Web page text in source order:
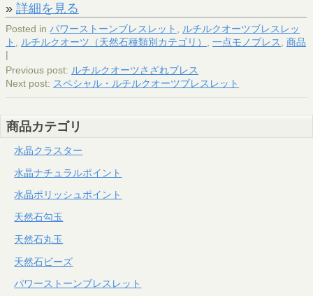
» 詳細を見る
Posted in パワーストーンブレスレット
ルチルクオーツブレスレッ
ト
ルチルクオーツ（天然石種類別カテゴリ） 一点モノブレス
商品
|
Previous post: ルチルクオーツさざれブレス
Next post: スペシャル・ルチルクオーツブレスレット
商品カテゴリ
水晶クラスター
水晶ナチュラルポイント
水晶ポリッシュポイント
天然石勾玉
天然石丸玉
天然石ビーズ
パワーストーンブレスレット